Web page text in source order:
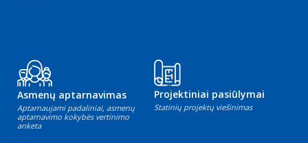
Asmenų aptarnavimas
Aptarnaujami padaliniai, asmenų
aptarnavimo kokybės vertinimo
anketa
Projektiniai pasiūlymai
Statinių projektų viešinimas